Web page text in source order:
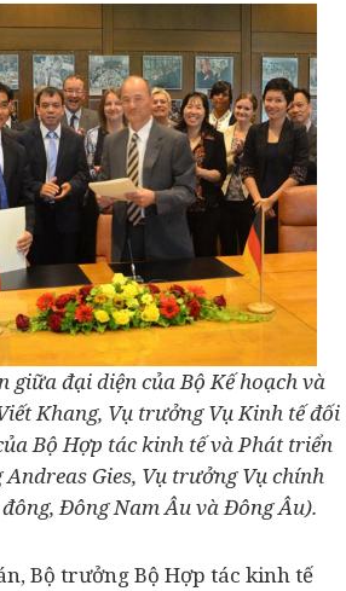
giữa đại diện của Bộ Kế hoạch và
Khang, Vụ trưởng Vụ Kinh tế đối
Bộ Hợp tác kinh tế và Phát triển
Gies, Vụ trưởng Vụ chính
Đông Nam Âu và Đông Âu).
Bộ trưởng Bộ Hợp tác kinh tế